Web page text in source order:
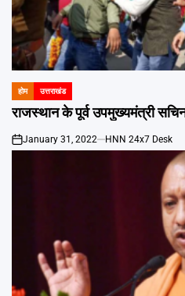
POSTED
IN
होम उत्तराखंड
राजस्थान के पूर्व उपमुख्यमंत्री
on
January 31, 2022 HNN 24x7 Desk